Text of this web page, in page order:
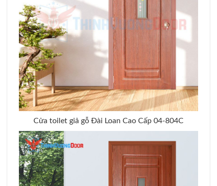
Cửa toilet giả gỗ Đài Loan Cao Cấp 04-804C